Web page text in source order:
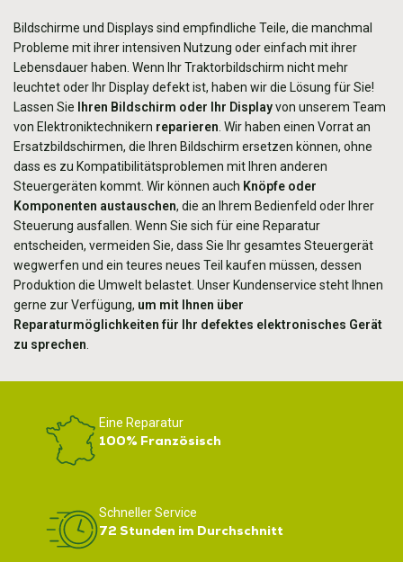
Bildschirme und Displays sind empfindliche Teile, die manchmal
Probleme mit ihrer intensiven Nutzung oder einfach mit ihrer
Lebensdauer haben. Wenn Ihr Traktorbildschirm nicht mehr
leuchtetoderIhr Display defekt ist, haben wir die Lösung für Sie!
Lassen Sie Ihren Bildschirm oder Ihr Displayvon unserem Team
von Elektroniktechnikern reparieren . Wir haben einen Vorrat an
Ersatzbildschirmen, die Ihren Bildschirm ersetzen können, ohne
dass es zu Kompatibilitätsproblemen mit Ihren anderen
Steuergeräten kommt. Wir können auch Knöpfe oder
Komponenten austauschen, die an Ihrem Bedienfeld oder Ihrer
Steuerung ausfallen. Wenn Sie sich für eine Reparatur
entscheiden, vermeiden Sie, dass Sie Ihr gesamtes Steuergerät
wegwerfen und ein teures neues Teil kaufen müssen, dessen
Produktion die Umwelt belastet. Unser Kundenservice steht Ihnen
gerne zur Verfügung, um mit Ihnen über
Reparaturmöglichkeiten für Ihr defektes elektronisches Gerät
zu sprechen
Eine Reparatur
100% Französisch
Schneller Service
72 Stunden im Durchschnitt